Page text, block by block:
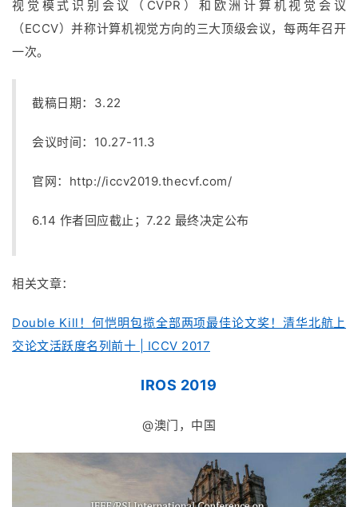
视觉模式识别会议（CVPR）和欧洲计算机视觉会议
（ECCV）并称计算机视觉方向的三大顶级会议，每两年召开
一次。
截稿日期：3.22
会议时间：10.27-11.3
官网： http://iccv2019.thecvf.com/
6.14 作者回应截止；7.22 最终决定公布
相关文章：
Double Kill！何恺明包揽全部两项最佳论文奖！清华北航上
交论文活跃度名列前十 | ICCV 2017
IROS 2019
@澳门，中国